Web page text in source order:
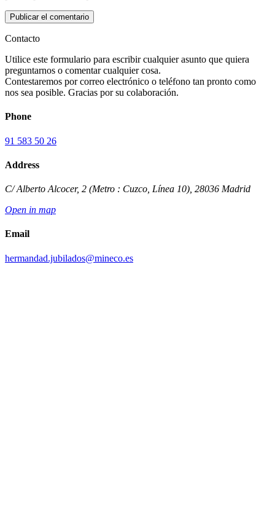
Contacto
Utilice este formulario para escribir cualquier asunto que quiera
preguntarnos o comentar cualquier cosa.
Contestaremos por correo electrónico o teléfono tan pronto como
nos sea posible. Gracias por su colaboración.
Phone
91 583 50 26
Address
C/ Alberto Alcocer, 2 (Metro : Cuzco, Línea 10) 28036 Madrid
Open in map
Email
hermandad.jubilados@mineco.es